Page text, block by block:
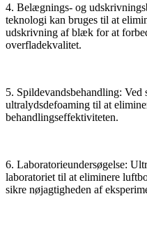
4. Belægnings- og
teknologi kan bruges til at
udskrivning af blæk for at
overfladekvalitet.
5. Spildevandsbehandling: Ved
ultralydsdefoaming til at
behandlingseffektiviteten.
6. Laboratorieundersøgelse:
laboratoriet til at eliminere
sikre nøjagtigheden af